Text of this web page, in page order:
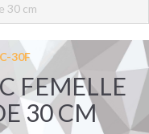
30 cm
30F
FEMELLE
30 CM